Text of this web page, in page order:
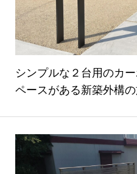
シンプルな２台用のカ
ペースがある新築外構の